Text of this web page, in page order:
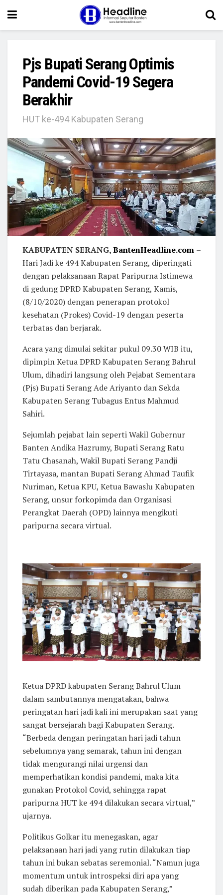
Pjs Bupati Serang Optimis
Pandemi Covid-19 Segera
Berakhir
HUT ke-494 Kabupaten Serang
KABUPATEN SERANG,BantenHeadline.com –
Hari Jadi ke 494 Kabupaten Serang, diperingati
dengan pelaksanaan Rapat Paripurna Istimewa
di gedung DPRD Kabupaten Serang, Kamis,
(8/10/2020) dengan penerapan protokol
kesehatan (Prokes) Covid-19 dengan peserta
terbatas dan berjarak.
Acara yang dimulai sekitar pukul 09.30 WIB itu,
dipimpin Ketua DPRD Kabupaten Serang Bahrul
Ulum, dihadiri langsung oleh Pejabat Sementara
(Pjs) Bupati Serang Ade Ariyanto dan Sekda
Kabupaten Serang Tubagus Entus Mahmud
Sahiri.
Sejumlah pejabat lain seperti Wakil Gubernur
Banten Andika Hazrumy, Bupati Serang Ratu
Tatu Chasanah, Wakil Bupati Serang Pandji
Tirtayasa, mantan Bupati Serang Ahmad Taufik
Nuriman, Ketua KPU, Ketua Bawaslu Kabupaten
Serang, unsur forkopimda dan Organisasi
Perangkat Daerah (OPD) lainnya mengikuti
paripurna secara virtual.
Ketua DPRD kabupaten Serang Bahrul Ulum
dalam sambutannya mengatakan, bahwa
peringatan hari jadi kali ini merupakan saat yang
sangat bersejarah bagi Kabupaten Serang.
“Berbeda dengan peringatan hari jadi tahun
sebelumnya yang semarak, tahun ini dengan
tidak mengurangi nilai urgensi dan
memperhatikan kondisi pandemi, maka kita
gunakan Protokol Covid, sehingga rapat
paripurna HUT ke 494 dilakukan secara virtual,”
ujarnya.
Politikus Golkar itu menegaskan, agar
pelaksanaan hari jadi yang rutin dilakukan tiap
tahun ini bukan sebatas seremonial. “Namun juga
momentum untuk introspeksi diri apa yang
sudah diberikan pada Kabupaten Serang,”